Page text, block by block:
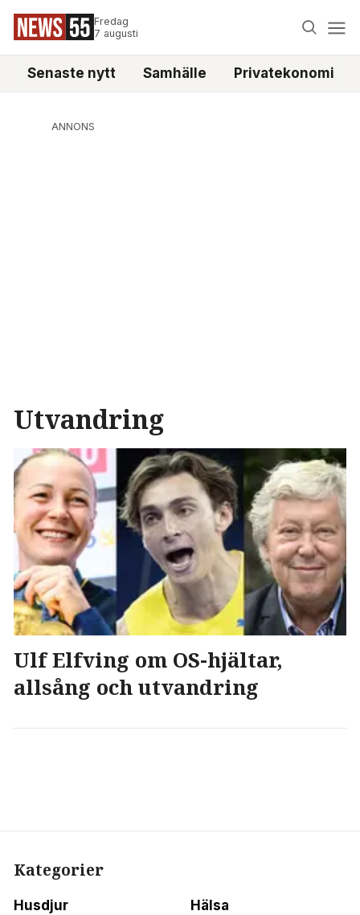
Fredag
7 augusti
Senaste nytt Samhälle Privatekonomi
ANNONS
Utvandring
Ulf Elfving om OS-hjältar,
allsång och utvandring
Kategorier
Husdjur Hälsa